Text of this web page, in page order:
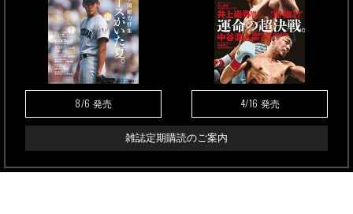
8/6 発売 4/16 発売
雑誌定期購読のご案内